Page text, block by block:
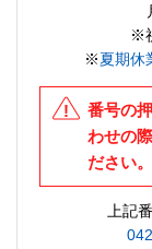
※
※夏期休
番号の
わせの
ださい。
上記